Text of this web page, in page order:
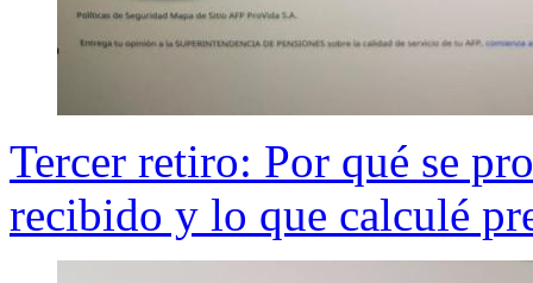
Tercer retiro: Por qué se
recibido y lo que calculé